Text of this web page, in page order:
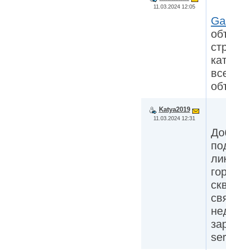
11.03.2024 12:05
Katya2019
11.03.2024 12:31